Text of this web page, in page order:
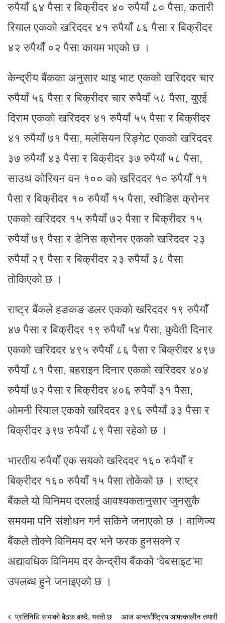
रुपैयाँ ६४ पैसा र बिक्रीदर ४० रुपैयाँ ८० पैसा, कतारी
रियाल एकको खरिददर ४१ रुपैयाँ ८६ पैसा र बिक्रीदर
४२ रुपैयाँ ०२ पैसा कायम भएको छ ।
केन्द्रीय बैंकका अनुसार थाइ भाट एकको खरिददर चार
रुपैयाँ ५६ पैसा र बिक्रीदर चार रुपैयाँ ५८ पैसा, युएई
दिराम एकको खरिददर ४१ रुपैयाँ ५५ पैसा र बिक्रीदर
४१ रुपैयाँ ७१ पैसा, मलेसियन रिङ्गेट एकको खरिददर
३७ रुपैयाँ ४३ पैसा र बिक्रीदर ३७ रुपैयाँ ५८ पैसा,
साउथ कोरियन वन १०० को खरिददर १० रुपैयाँ ११
पैसा र बिक्रीदर १० रुपैयाँ १५ पैसा, स्वीडिस क्रोनर
एकको खरिददर १५ रुपैयाँ ७२ पैसा र बिक्रीदर १५
रुपैयाँ ७९ पैसा र डेनिस क्रोनर एकको खरिददर २३
रुपैयाँ २९ पैसा र बिक्रीदर २३ रुपैयाँ ३८ पैसा
तोकिएको छ ।
राष्ट्र बैंकले हङकङ डलर एकको खरिददर १९ रुपैयाँ
४७ पैसा र बिक्रीदर १९ रुपैयाँ ५४ पैसा, कुवेती दिनार
एकको खरिददर ४९५ रुपैयाँ ८६ पैसा र बिक्रीदर ४९७
रुपैयाँ ८१ पैसा, बहराइन दिनार एकको खरिददर ४०४
रुपैयाँ ७२ पैसा र बिक्रीदर ४०६ रुपैयाँ ३१ पैसा,
ओमनी रियाल एकको खरिददर ३९६ रुपैयाँ ३३ पैसा र
बिक्रीदर ३९७ रुपैयाँ ८९ पैसा रहेको छ ।
भारतीय रुपैयाँ एक सयको खरिददर १६० रुपैयाँ र
बिक्रीदर १६० रुपैयाँ १५ पैसा तोकेको छ । राष्ट्र
बैंकले यो विनिमय दरलाई आवश्यकतानुसार जुनसुकै
समयमा पनि संशोधन गर्न सकिने जनाएको छ । वाणिज्य
बैंकले तोक्ने विनिमय दर भने फरक हुनसक्ने र
अद्यावधिक विनिमय दर केन्द्रीय बैंकको ‘वेबसाइट’मा
उपलब्ध हुने जनाइएको छ ।
प्रतिनिधि सभाको बैठक बस्दै, यस्तो छ
आज अन्तर्राष्ट्रिय आपत्कालीन तयारी